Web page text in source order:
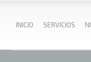
INICIO SERVICIOS